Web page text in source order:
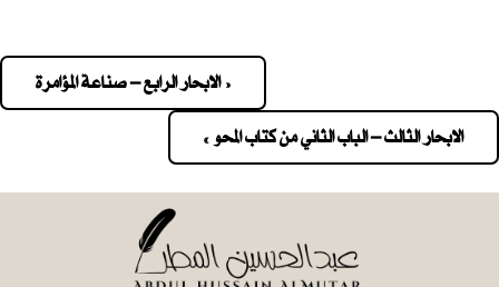
navigation
« الابحار الرابع – صناعة المؤامرة
الابحار الثالث – الباب الثاني من كتاب المحو »